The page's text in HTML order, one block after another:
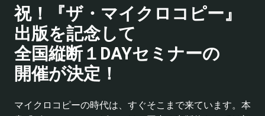
祝！『ザ・マイクロコピー』
出版を記念して
全国縦断１DAYセミナーの
開催が決定！
マイクロコピーの時代は、すぐそこまで来ています。本